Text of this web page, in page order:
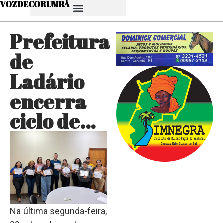
VOZDECORUMBÁ
Prefeitura
de
Ladário
encerra
ciclo de…
Na última segunda-feira,